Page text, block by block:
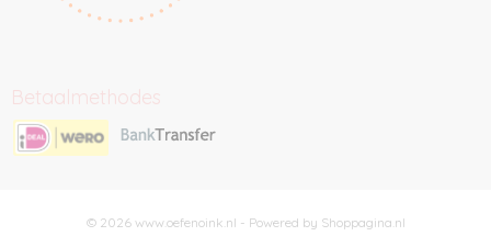
Betaalmethodes
© 2026 www.oefenoink.nl - Powered by Shoppagina.nl